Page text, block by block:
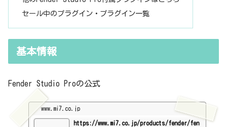
セール中のプラグイン・プラグイン一覧
基本情報
Fender Studio Proの公式
www.mi7.co.jp
https://www.mi7.co.jp/products/fender/fen